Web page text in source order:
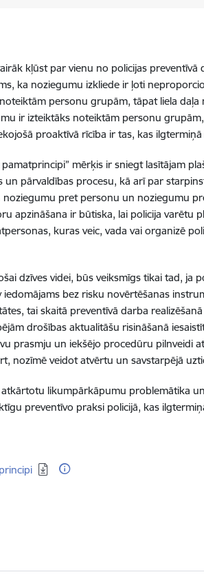
kļūst par vienu no policijas preventīvā
ka noziegumu izkliede ir ļoti
personu grupām, tāpat liela
ir izteiktāks noteiktām personu
proaktīvā rīcība ir tas, kas
mērķis ir sniegt lasītājam
pārvaldības procesu, kā arī par
pret personu un noziegumu
apzināšana ir būtiska, lai policija varētu
kuras veic, vada vai organizē
dzīves videi, būs veiksmīgs tikai tad,
bez risku novērtēšanas
tai skaitā preventīvā darba
drošības aktualitāšu risināšanā
prasmju un iekšējo procedūru
nozīmē veidot atvērtu un savstarpējā
likumpārkāpumu problemātika
preventīvo praksi policijā, kas